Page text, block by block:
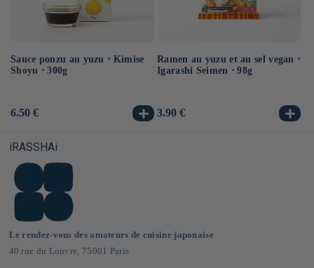
Sauce ponzu au yuzu ⋅ Kimise
Shoyu ⋅ 300g
Prix
6.50 €
Ramen au yuzu et au sel vegan ⋅
Igarashi Seimen ⋅ 98g
Prix
3.90 €
iRASSHAi
Le rendez-vous des amateurs de cuisine japonaise
40 rue du Louvre, 75001 Paris